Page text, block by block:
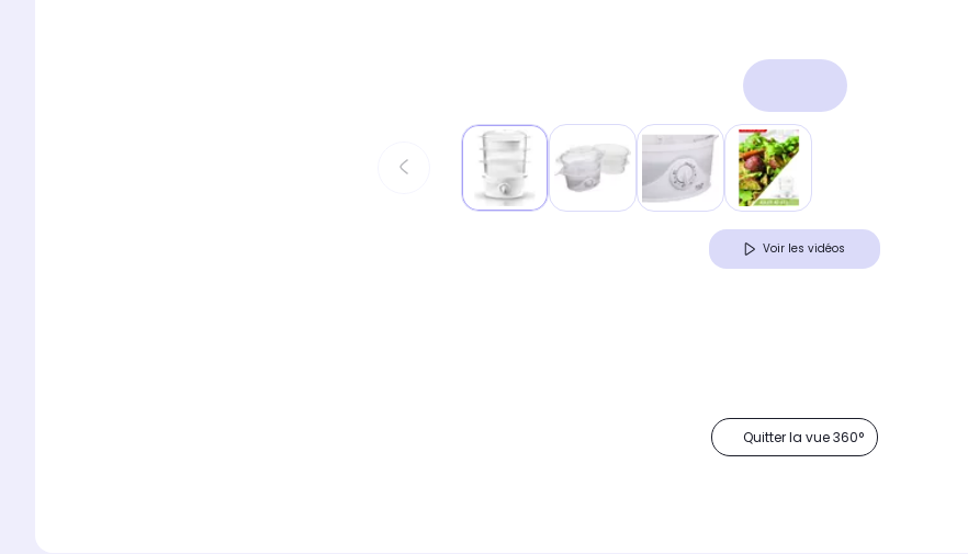
Voir les vidéos
Quitter la vue 360°